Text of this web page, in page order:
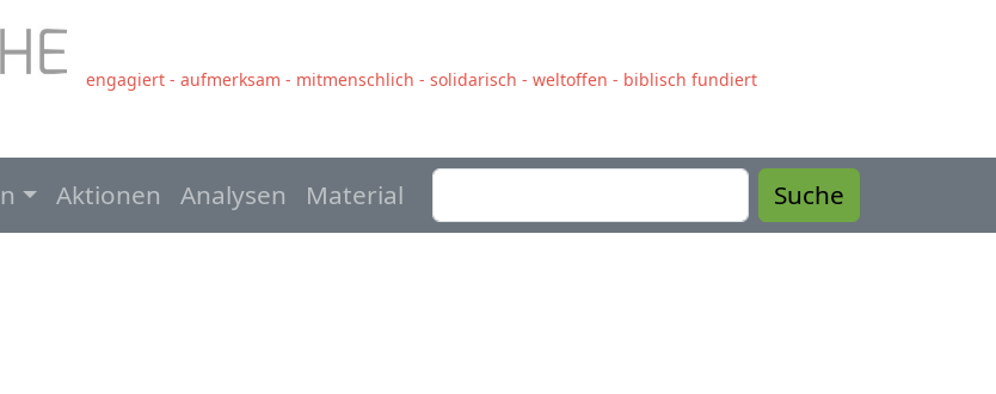
engagiert - aufmerksam - mitmenschlich - solidarisch - weltoffen - biblisch fundiert
Aktionen Analysen Material